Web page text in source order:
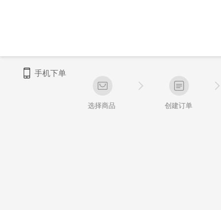
手机下单
选择商品 创建订单